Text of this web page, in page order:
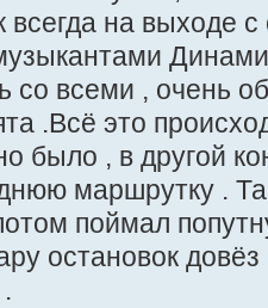
всегда на выходе
со всеми , очень
.Всё это
было , в другой
маршрутку .
поймал
остановок